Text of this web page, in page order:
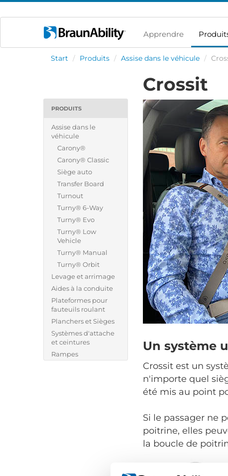
Apprendre
Start / Produits / Assise dans le véhicule /
PRODUITS
Assise dans le
véhicule
Carony®
Carony® Classic
Siège auto
Transfer Board
Turnout
Turny® 6-Way
Turny® Evo
Turny® Low
Vehicle
Turny® Manual
Turny® Orbit
Levage et arrimage
Aides à la conduite
Plateformes pour
fauteuils roulant
Planchers et Sièges
Systèmes d'attache
et ceintures
Rampes
Crossit
Un système
Crossit est un
n'importe quel
été mis au point
Si le passager ne
poitrine, elles
la boucle de